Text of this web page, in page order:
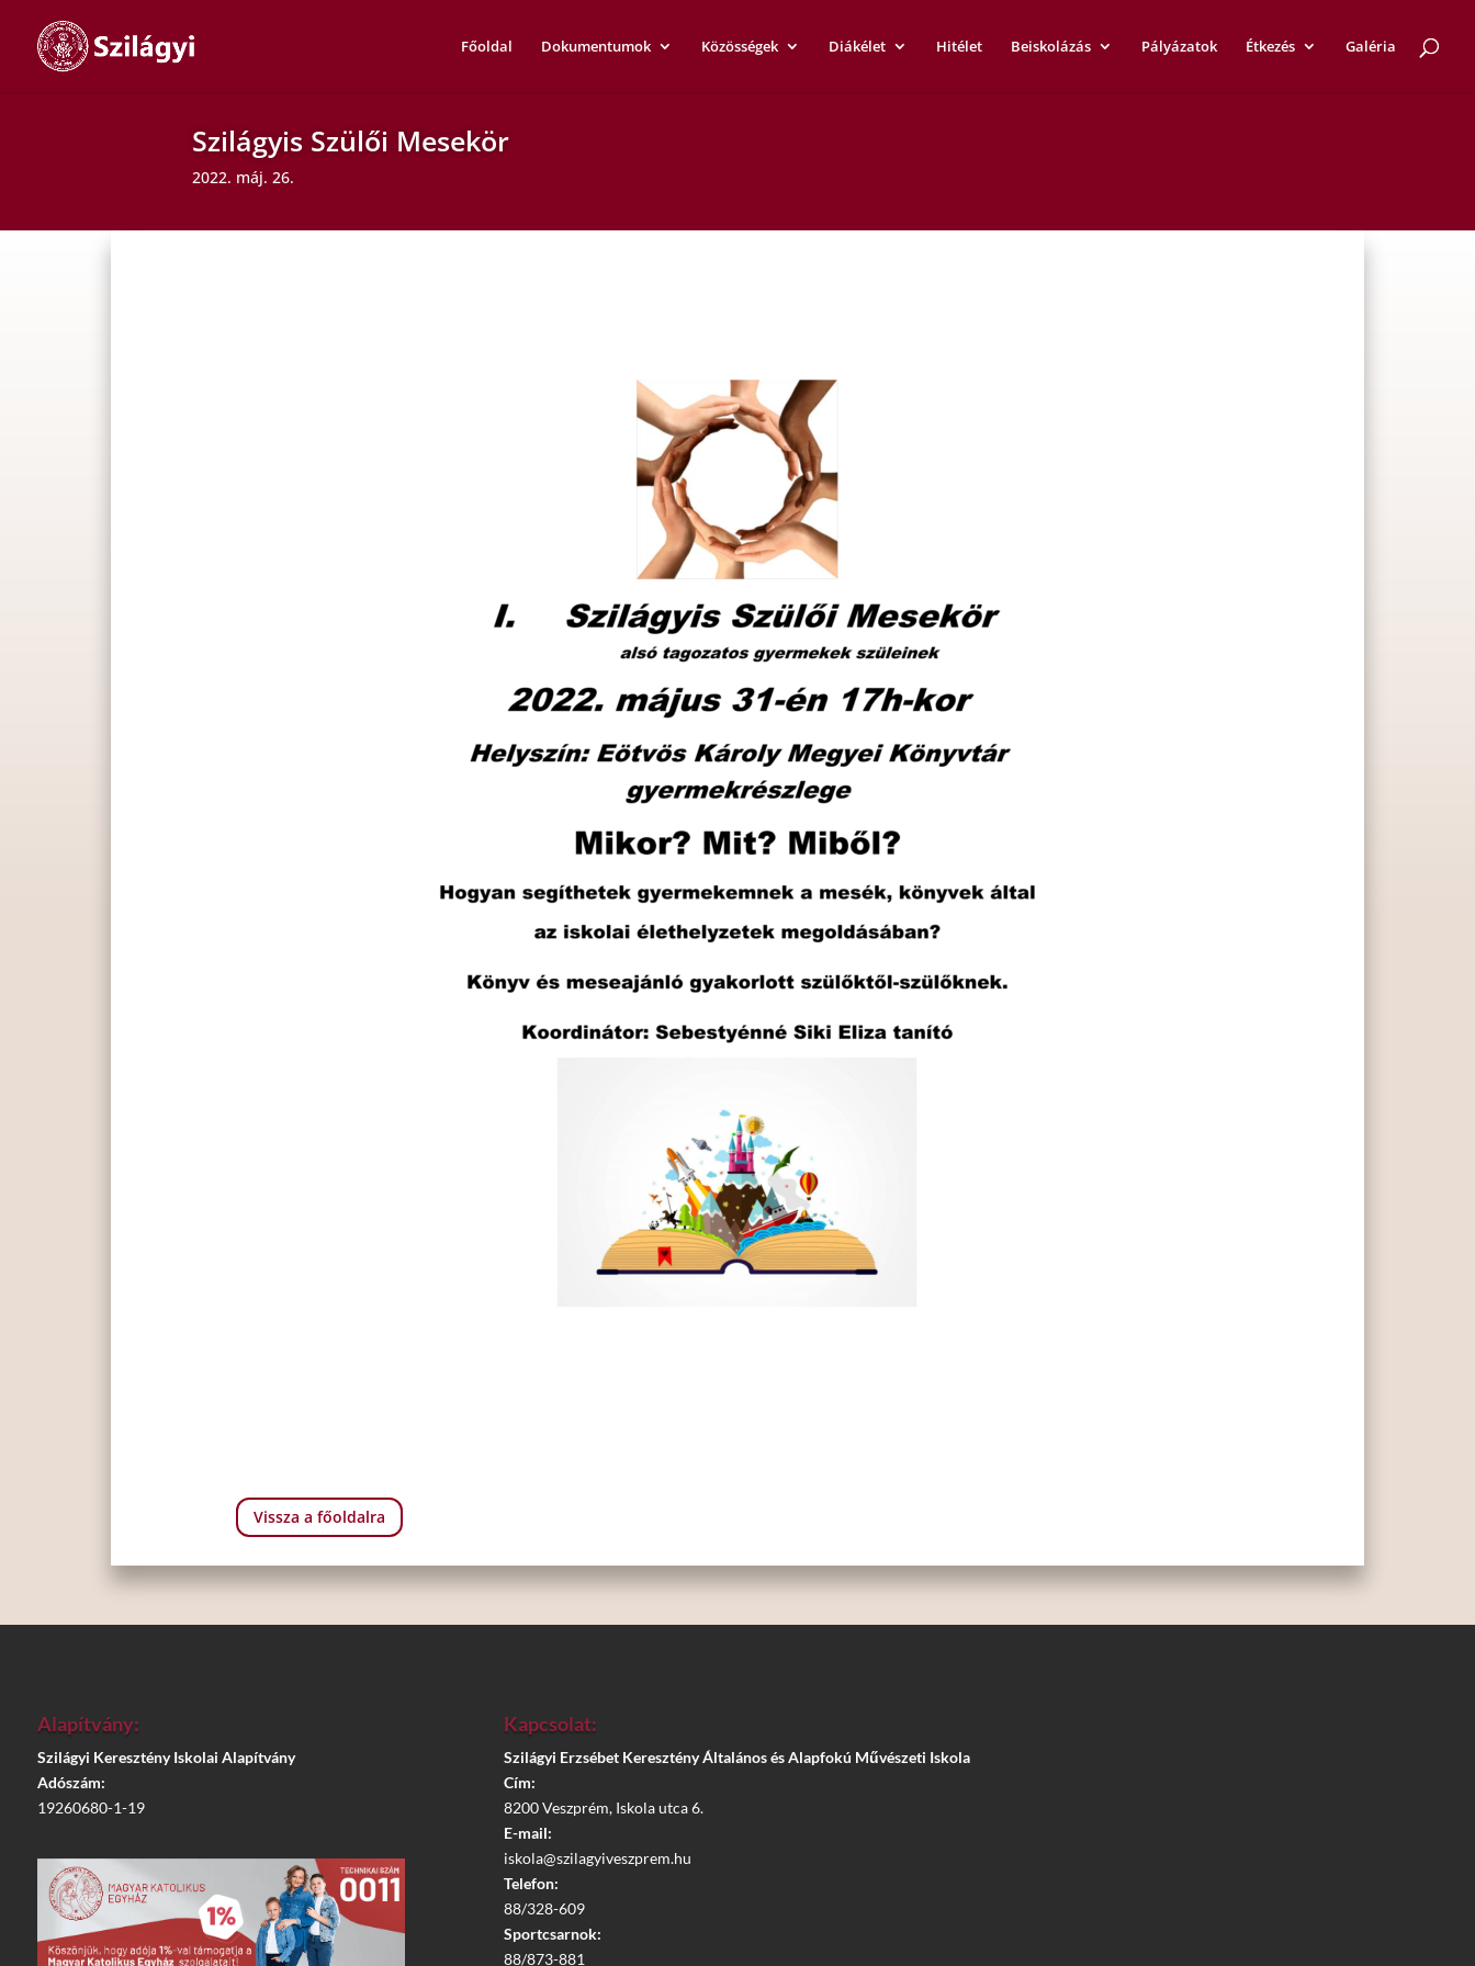
Főoldal Dokumentumok Közösségek Diákélet Hitélet Beiskolázás Pályázatok Étkezés Galéria
Szilágyis Szülői Mesekör
2022. máj. 26.
Vissza a főoldalra
Alapítvány:
Szilágyi Keresztény Iskolai Alapítvány
Adószám:
19260680-1-19
Kapcsolat:
Szilágyi Erzsébet Keresztény Általános és Alapfokú Művészeti Iskola
Cím:
8200 Veszprém, Iskola utca 6.
E-mail:
iskola@szilagyiveszprem.hu
Telefon:
88/328-609
Sportcsarnok:
88/873-881